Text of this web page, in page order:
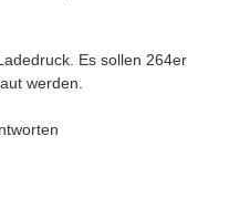
Es sollen 264er
werden.